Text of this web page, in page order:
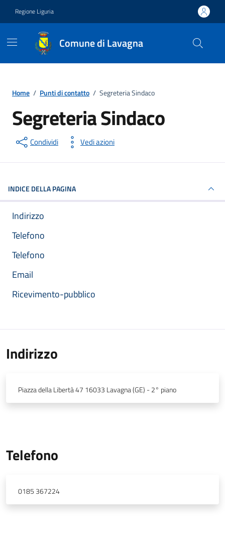
Regione Liguria
Comune di Lavagna
Home / Punti di contatto / Segreteria Sindaco
Segreteria Sindaco
Punto di contatto
Condividi Vedi azioni
INDICE DELLA PAGINA
Indirizzo
Telefono
Telefono
Email
Ricevimento-pubblico
Indirizzo
Piazza della Libertà 47 16033 Lavagna (GE) - 2° piano
Telefono
0185 367224